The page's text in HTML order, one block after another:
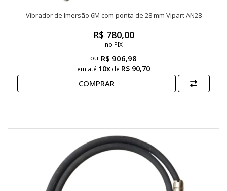
Vibrador de Imersão 6M com ponta de 28 mm Vipart AN28
R$ 906,98
em até 10x de R$ 90,70
R$ 780,00
no PIX
COMPRAR